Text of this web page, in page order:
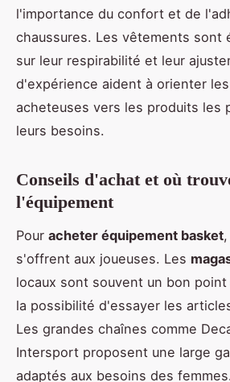
l'importance du confort et de
chaussures. Les vêtements sont
sur leur respirabilité et leur
d'expérience aident à orienter
acheteuses vers les produits les
leurs besoins.
Conseils d'achat et où
l'équipement
Pour acheter équipement basket
s'offrent aux joueuses. Les
locaux sont souvent un bon
la possibilité d'essayer les
Les grandes chaînes comme
Intersport proposent une large
adaptés aux besoins des